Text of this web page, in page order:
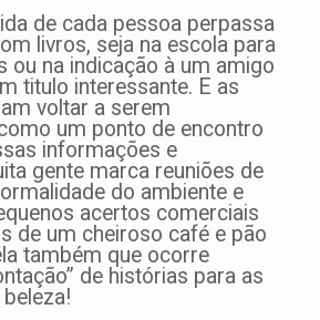
de cada pessoa perpassa
livros, seja na escola para
ou na indicação à um amigo
titulo interessante. E as
voltar a serem
um ponto de encontro
informações e
gente marca reuniões de
do ambiente e
acertos comerciais
de um cheiroso café e pão
também que ocorre
de histórias para as